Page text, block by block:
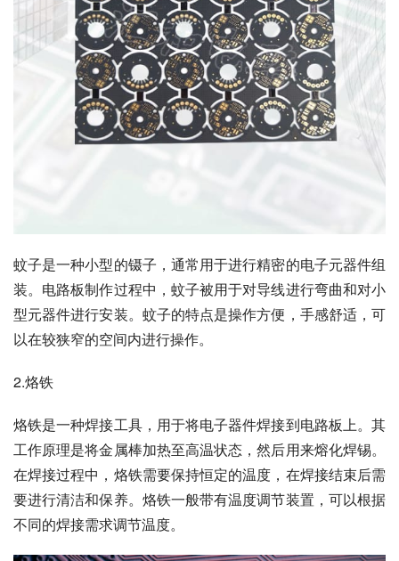
蚊子是一种小型的镊子，通常用于进行精密的电子元器件组
装。电路板制作过程中，蚊子被用于对导线进行弯曲和对小
型元器件进行安装。蚊子的特点是操作方便，手感舒适，可
以在较狭窄的空间内进行操作。
2.烙铁
烙铁是一种焊接工具，用于将电子器件焊接到电路板上。其
工作原理是将金属棒加热至高温状态，然后用来熔化焊锡。
在焊接过程中，烙铁需要保持恒定的温度，在焊接结束后需
要进行清洁和保养。烙铁一般带有温度调节装置，可以根据
不同的焊接需求调节温度。